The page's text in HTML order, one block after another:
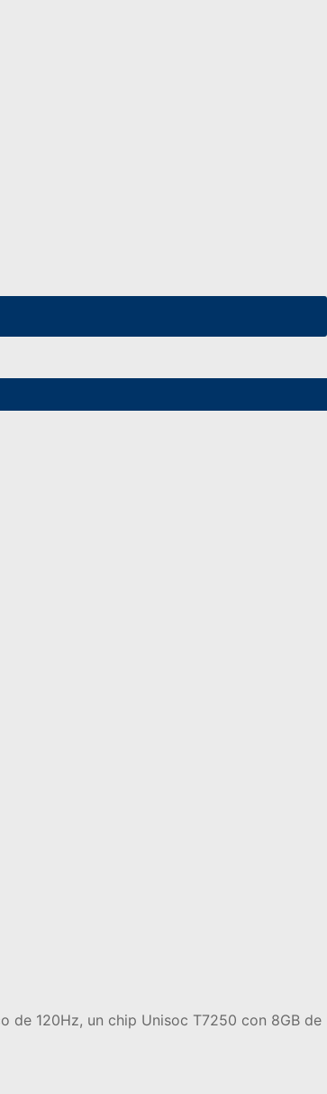
de 120Hz, un chip Unisoc T7250 con 8GB de